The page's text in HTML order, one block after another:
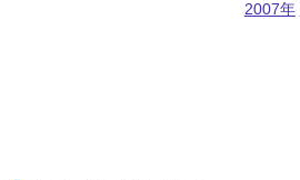
2007年